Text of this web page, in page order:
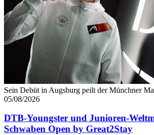
Sein Debüt in Augsburg peilt der Münchner
05/08/2026
DTB-Youngster und Junioren-
Schwaben Open by Great2Stay